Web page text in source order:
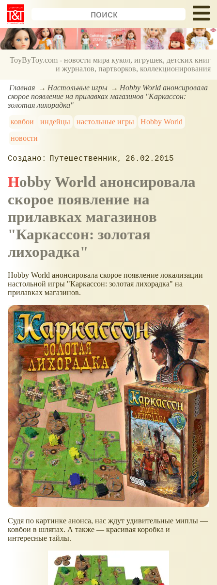
ToyByToy.com - новости мира кукол, игрушек, детских книг
и журналов, партворков, коллекционирования
Главная Настольные игры
Hobby World анонсировала
скорое появление на прилавках магазинов "Каркассон:
золотая лихорадка"
ковбои
индейцы настольные игры
Hobby World
новости
Путешественник 26.02.2015
Hobby World анонсировала
скорое появление на
прилавках магазинов
"Каркассон: золотая
лихорадка"
Hobby World анонсировала скорое появление локализации
настольной игры "Каркассон: золотая лихорадка" на
прилавках магазинов.
Судя по картинке анонса, нас ждут удивительные миплы —
ковбои в шляпах. А также — красивая коробка и
интересные тайлы.